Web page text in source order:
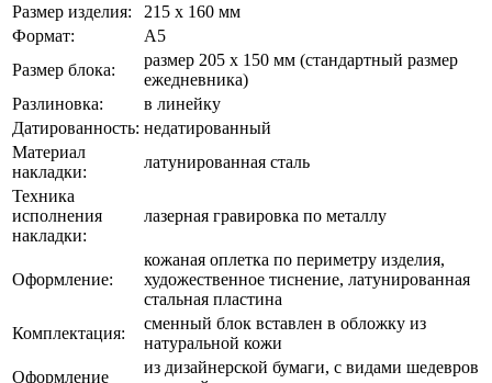
Размер изделия:
215 х 160 мм
Формат:
А5
Размер блока:
размер 205 х 150 мм (стандартный размер
ежедневника)
Разлиновка:
в линейку
Датированность: недатированный
Материал
накладки:
латунированная сталь
Техника
исполнения
накладки:
лазерная гравировка по металлу
Оформление:
кожаная оплетка по периметру изделия,
художественное тиснение, латунированная
стальная пластина
Комплектация:
сменный блок вставлен в обложку из
натуральной кожи
Оформление
из дизайнерской бумаги, с видами шедевров